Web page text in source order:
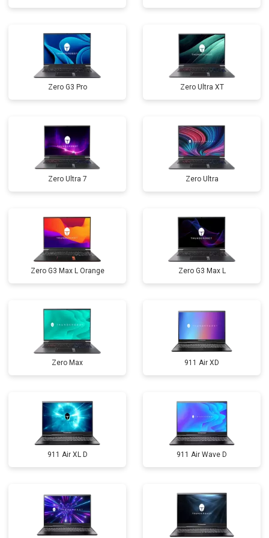
Замена северного моста от 3500 ₽
Zero G3 Pro Zero Ultra XT
Zero Ultra 7 Zero Ultra
Zero G3 Max L Orange Zero G3 Max L
Zero Max 911 Air XD
911 Air XL D 911 Air Wave D